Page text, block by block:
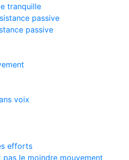
tranquille
passive
passive
voix
efforts
pas le moindre mouvement